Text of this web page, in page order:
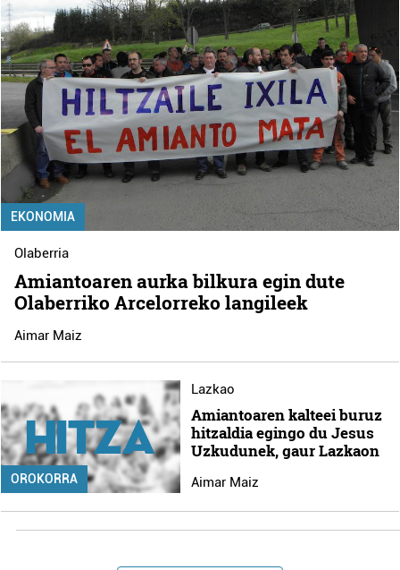
EKONOMIA
Olaberria
Amiantoaren aurka bilkura egin dute
Olaberriko Arcelorreko langileek
Aimar Maiz
OROKORRA
Lazkao
Amiantoaren kalteei buruz
hitzaldia egingo du Jesus
Uzkudunek, gaur Lazkaon
Aimar Maiz